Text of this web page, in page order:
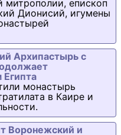
митрополии, епископ
Дионисий, игумены
Архипастырь с
Египта
монастырь
в Каире и
Воронежский и